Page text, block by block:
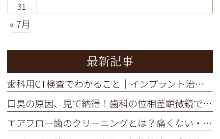
31
« 7月
最新記事
歯科用CT検査でわかること｜インプラント治療の不安を解消
口臭の原因、見て納得！歯科の位相差顕微鏡で口内細菌をチェック
エアフロー歯のクリーニングとは？痛くない・短時間で着色汚れをオフ